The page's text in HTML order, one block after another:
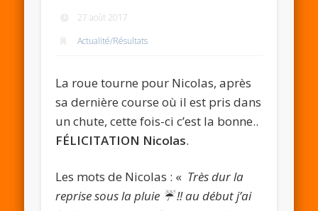
27 août 2017
Actualité/Résultats
La roue tourne pour Nicolas, après
sa dernière course où il est pris dans
un chute, cette fois-ci c’est la bonne..
FÉLICITATION Nicolas.
Les mots de Nicolas : « Très dur la
reprise sous la pluie ☔️ !! au début j’ai